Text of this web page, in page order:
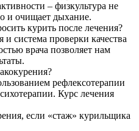
– физкультура не
и очищает дыхание.
курить после лечения?
система проверки качества
врача позволяет нам
рефлексотерапии
Курс лечения
если «стаж» курильщика